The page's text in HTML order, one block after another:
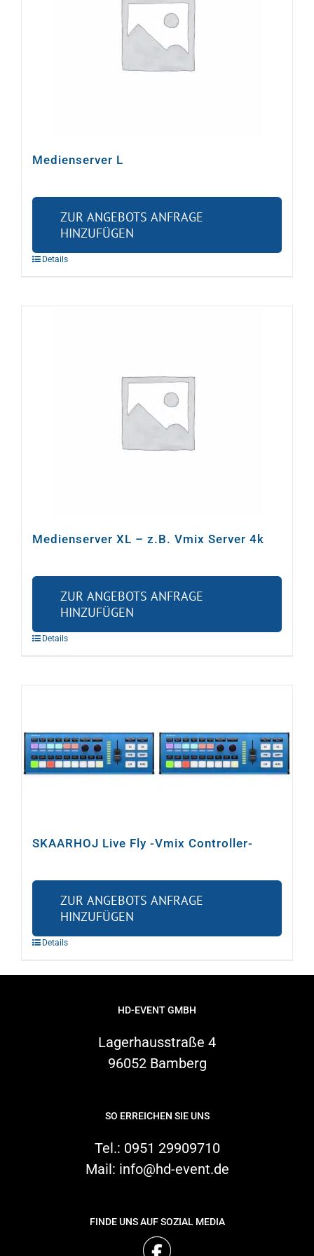
Video
Kabel
Medienserver L
ZUR ANGEBOTS ANFRAGE
HINZUFÜGEN
Details
Medienserver XL – z.B. Vmix Server 4k
ZUR ANGEBOTS ANFRAGE
HINZUFÜGEN
Details
SKAARHOJ Live Fly -Vmix Controller-
ZUR ANGEBOTS ANFRAGE
HINZUFÜGEN
Details
HD-EVENT GMBH
Lagerhausstraße 4
96052 Bamberg
SO ERREICHEN SIE UNS
Tel.: 0951 29909710
Mail: info@hd-event.de
FINDE UNS AUF SOZIAL MEDIA